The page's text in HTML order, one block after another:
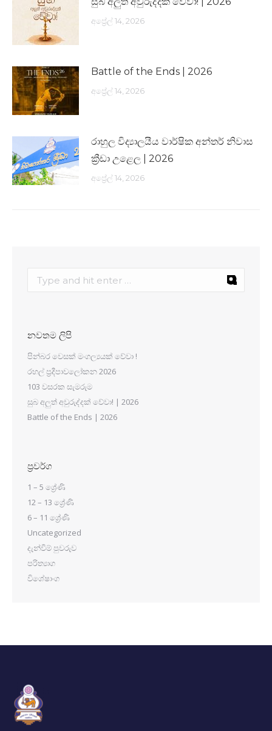
අප්‍රේල් 14, 2026
Battle of the Ends | 2026
අප්‍රේල් 14, 2026
රාහුල විද්‍යාලයීය වාර්ෂික අන්තර් නිවාස
ක්‍රීඩා උළෙල | 2026
අප්‍රේල් 14, 2026
නවතම ලිපි
පින්බර වෙසක් මංගල්‍යයක් වේවා !
රහල් ප්‍රදීපාවලෝකන 2026
103 වසරක සැමරුම
සුබ අලුත් අවුරුද්දක් වේවා! | 2026
Battle of the Ends | 2026
ප්‍රවර්ග
1 – 5 ශ්‍රේණි
12 – 13 ශ්‍රේණි
6 – 11 ශ්‍රේණි
Uncategorized
දැන්වීම් පුවරුව
පරිත්‍යාග
විශේෂාංග